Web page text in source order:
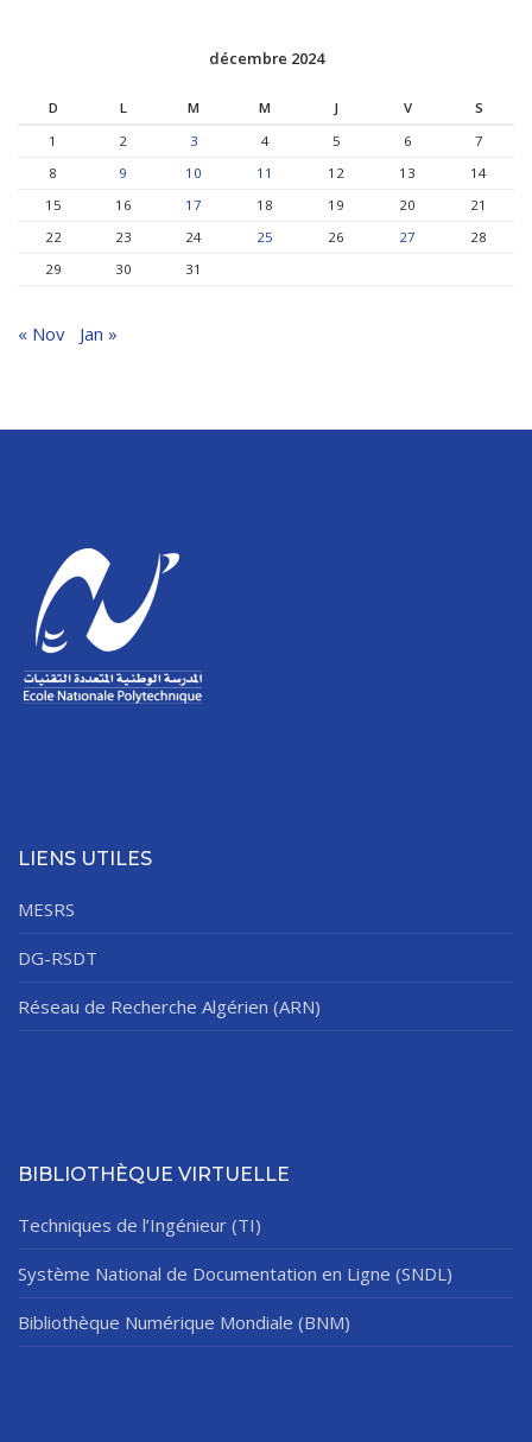
décembre 2024
D L M M J V
S
1
2 3 4 5 6
7
8
9 10 11 12 13
14
15
16 17 18 19 20
21
22
23 24 25 26 27
28
29
30 31
« Nov Jan »
LIENS UTILES
MESRS
DG-RSDT
Réseau de Recherche Algérien (ARN)
BIBLIOTHÈQUE VIRTUELLE
Techniques de l’Ingénieur (TI)
Système National de Documentation en Ligne (SNDL)
Bibliothèque Numérique Mondiale (BNM)